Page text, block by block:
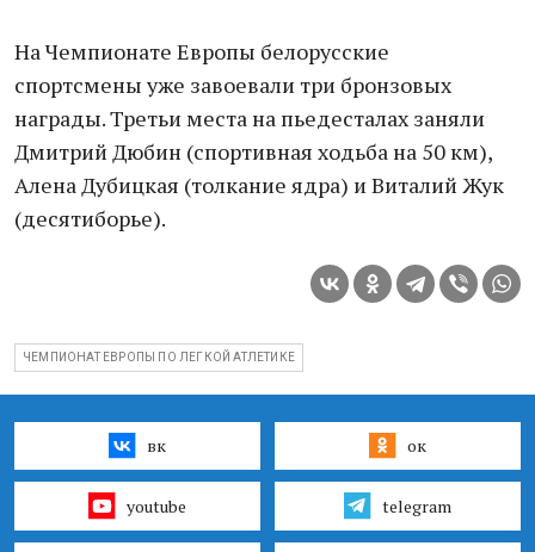
На Чемпионате Европы белорусские
спортсмены уже завоевали три бронзовых
награды. Третьи места на пьедесталах заняли
Дмитрий Дюбин (спортивная ходьба на 50 км),
Алена Дубицкая (толкание ядра) и Виталий Жук
(десятиборье).
ЧЕМПИОНАТ ЕВРОПЫ ПО ЛЕГКОЙ АТЛЕТИКЕ
вк ок
youtube telegram